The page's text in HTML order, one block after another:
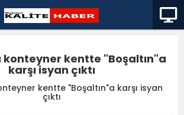
kentte "Boşaltın"a
karşı isyan çıktı
kentte "Boşaltın"a karşı isyan
çıktı